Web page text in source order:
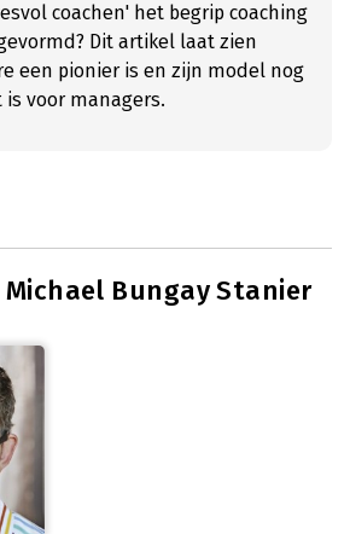
coachen' het begrip coaching
Dit artikel laat zien
een pionier is en zijn model nog
voor managers.
Michael Bungay Stanier